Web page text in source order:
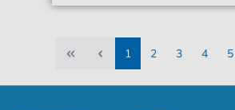
1
2
3
4
5